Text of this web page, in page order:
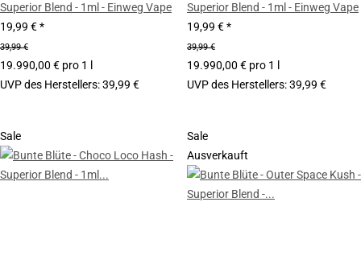
Superior Blend - 1ml - Einweg Vape
19,99 €*
39,99 €
19.990,00 € pro 1 l
UVP des Herstellers:39,99 €
Superior Blend - 1ml - Einweg Vape
19,99 €*
39,99 €
19.990,00 € pro 1 l
UVP des Herstellers:39,99 €
Sale
Sale
Ausverkauft